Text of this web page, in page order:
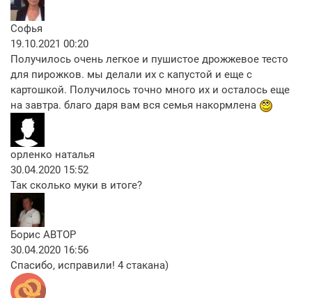
Софья
19.10.2021 00:20
Получилось очень легкое и пушистое дрожжевое тесто
для пирожков. мы делали их с капустой и еще с
картошкой. Получилось точно много их и осталось еще
на завтра. благо даря вам вся семья накормлена
орленко наталья
30.04.2020 15:52
Так сколько муки в итоге?
Борис АВТОР
30.04.2020 16:56
Спасибо, исправили! 4 стакана)